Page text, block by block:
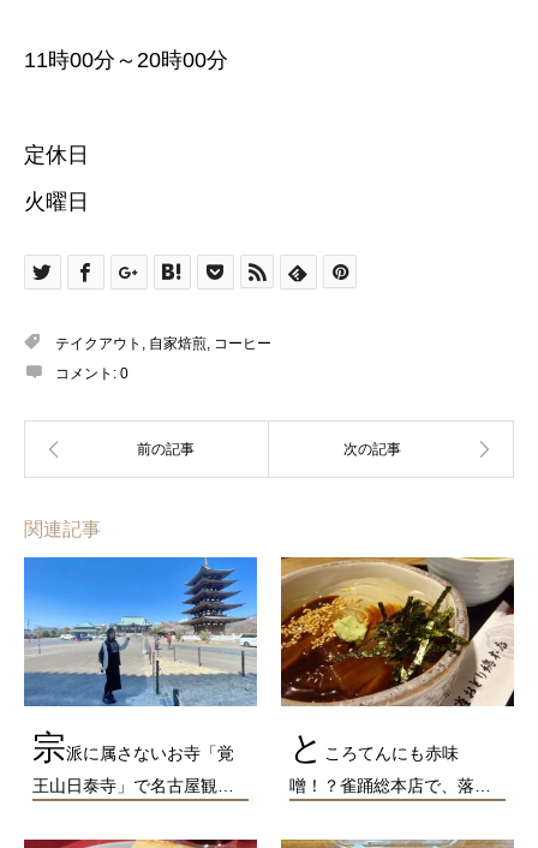
11時00分～20時00分
定休日
火曜日
テイクアウト 自家焙煎 コーヒー
コメント: 0
関連記事
宗派に属さないお寺「覚
王山日泰寺」で名古屋観…
と ころてんにも赤味
噌！？雀踊総本店で、落…